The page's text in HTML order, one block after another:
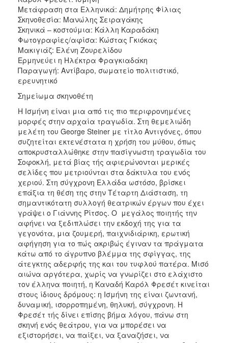
Μετάφραση στα Ελληνικά: Δημήτρης Φίλιας
Σκηνοθεσία: Μανώλης Σειραγάκης
Σκηνικά – κοστούμια: Κάλλη Καραδάκη
Φωτογραφίες/αφίσα: Κώστας Γκιόκας
Μακιγιάζ: Ελένη Ζουρελίδου
Ερμηνεύει η Ηλέκτρα Φραγκιαδάκη
Παραγωγή: Αντίβαρο, σωματείο πολιτιστικό,
ερευνητικό
Σημείωμα σκηνοθέτη
Η Ισμήνη είναι μια από τις πιο περιφρονημένες
μορφές στην αρχαία τραγωδία. Στη θεμελιώδη
μελέτη του George Steiner με τίτλο Αντιγόνες, όπου
συζητείται εκτενέστατα η χρήση του μύθου, όπως
αποκρυσταλλώθηκε στην πασίγνωστη τραγωδία του
Σοφοκλή, μετά βίας τής αφιερώνονται μερικές
σελίδες που μετριούνται στα δάκτυλα του ενός
χεριού. Στη σύγχρονη Ελλάδα ωστόσο, βρίσκει
επάξια τη θέση της στην Τέταρτη Διάσταση, τη
σημαντικότατη συλλογή θεατρικών έργων που έχει
γράψει ο Γιάννης Ρίτσος. Ο μεγάλος ποιητής την
αφήνει να ξεδιπλώσει την εκδοχή της για τα
γεγονότα, μια ζουμερή, παιχνιδιάρικη, ερωτική
αφήγηση για το πώς ακριβώς έγιναν τα πράγματα
κάτω από το άγρυπνο βλέμμα της σφίγγας, της
άτεγκτης αδερφής της και του τυφλού πατέρα. Μισό
αιώνα αργότερα, χωρίς να γνωρίζει στο ελάχιστο
τον έλληνα ποιητή, η Καναδή Καρόλ Φρεσέτ κινείται
στους ίδιους δρόμους: η Ισμήνη της είναι ζωντανή,
δυναμική, ισορροπημένη, θηλυκή, σύγχρονη. Η
Φρεσέτ τής δίνει επίσης βήμα λόγου, πάνω στη
σκηνή ενός θεάτρου, για να μπορέσει να
εξιστορήσει, να παίξει, να ξαναζήσει, να